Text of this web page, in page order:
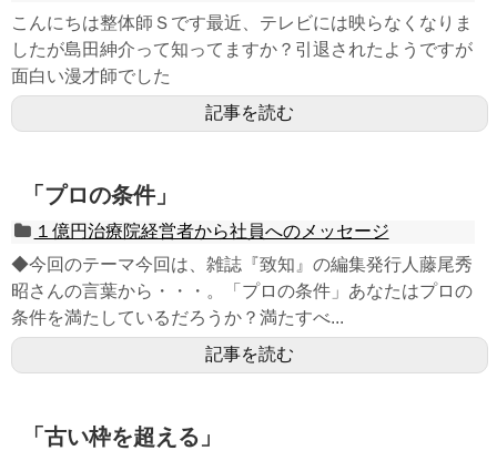
こんにちは整体師Ｓです最近、テレビには映らなくなりま
したが島田紳介って知ってますか？引退されたようですが
面白い漫才師でした
記事を読む
「プロの条件」
１億円治療院経営者から社員へのメッセージ
◆今回のテーマ今回は、雑誌『致知』の編集発行人藤尾秀
昭さんの言葉から・・・。「プロの条件」あなたはプロの
条件を満たしているだろうか？満たすべ...
記事を読む
「古い枠を超える」